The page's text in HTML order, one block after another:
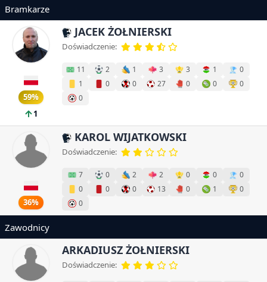
Bramkarze
59%
1
JACEK ŻOŁNIERSKI
Doświadczenie:
11 2 1 3 3 1
0
1
0 0 27 0 0
0
0
36%
KAROL WIJATKOWSKI
Doświadczenie:
7 0 2 2 0 0
0
0
0 0 13 0 1
0
0
Zawodnicy
ARKADIUSZ ŻOŁNIERSKI
Doświadczenie: